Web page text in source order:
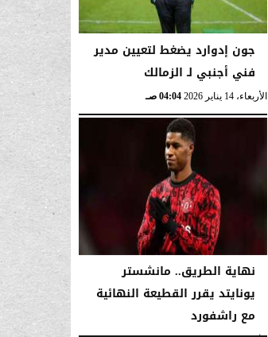
جون إدوارد يضغط لتعيين مدير
فني أجنبي لـ الزمالك
الأربعاء، 14 يناير 2026 04:04 صـ
نهاية الطريق.. مانشستر
يونايتد يقرر القطيعة النهائية
مع راشفورد